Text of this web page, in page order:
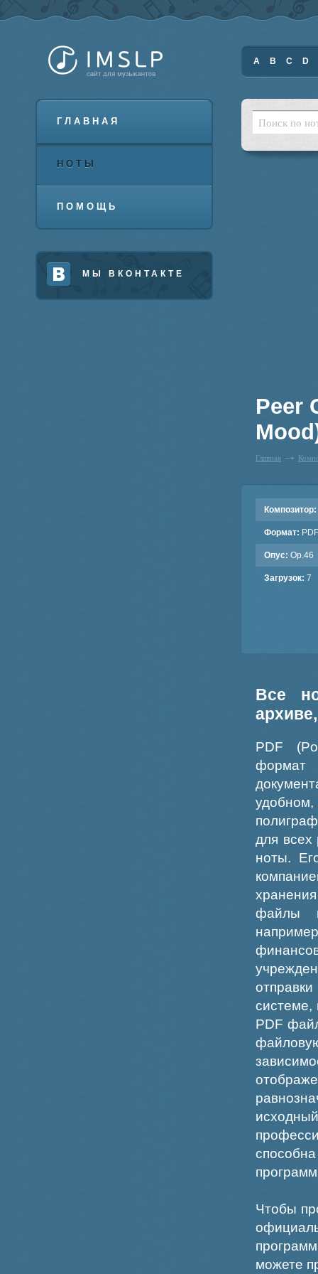
ГЛАВНАЯ
НОТЫ
ПОМОЩЬ
МЫ ВКОНТАКТЕ
A B C D
Peer
Главная
Композитор:
Формат: PDF
Опус: Op.46
Загрузок: 7
Все
PDF
формат
для всех
ноты.
файлы
системе,
PDF
Чтобы
можете